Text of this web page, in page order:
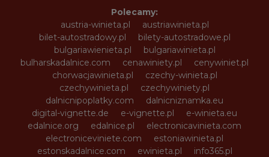
Polecamy:
austria-winieta.pl
austriawinieta.pl
bilet-autostradowy.pl
bilety-autostradowe.pl
bulgariawienieta.pl
bulgariawinieta.pl
bulharskadalnice.com
cenawiniety.pl
cenywiniet.pl
chorwacjawinieta.pl
czechy-winieta.pl
czechywinieta.pl
czechywiniety.pl
dalnicnipoplatky.com
dalnicniznamka.eu
digital-vignette.de
e-vignette.pl
e-winieta.eu
edalnice.org
edalnice.pl
electronicavinieta.com
electroniceviniete.com
estoniawinieta.pl
estonskadalnice.com
ewinieta.pl
info365.pl